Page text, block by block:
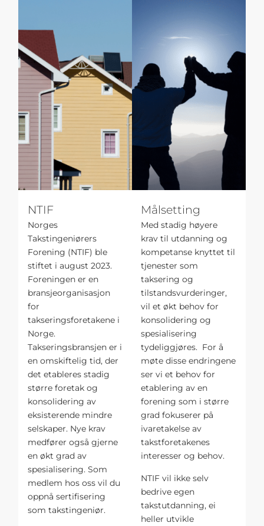
NTIF
Norges
Takstingeniørers
Forening (NTIF) ble
stiftet i august 2023.
Foreningen er en
bransjeorganisasjon
for
takseringsforetakene i
Norge.
Takseringsbransjen er i
en omskiftelig tid, der
det etableres stadig
større foretak og
konsolidering av
eksisterende mindre
selskaper. Nye krav
medfører også gjerne
en økt grad av
spesialisering. Som
medlem hos oss vil du
oppnå sertifisering
som takstingeniør.
Målsetting
Med stadig høyere
krav til utdanning og
kompetanse knyttet til
tjenester som
taksering og
tilstandsvurderinger,
vil et økt behov for
konsolidering og
spesialisering
tydeliggjøres. For å
møte disse endringene
ser vi et behov for
etablering av en
forening som i større
grad fokuserer på
ivaretakelse av
takstforetakenes
interesser og behov.
NTIF vil ikke selv
bedrive egen
takstutdanning, ei
heller utvikle